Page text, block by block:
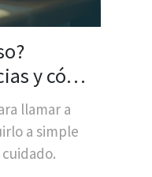
y cómo
llamar a
a simple